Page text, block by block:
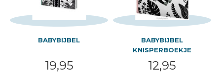
BABYBIJBEL
19,95
BABYBIJBEL
KNISPERBOEKJE
12,95